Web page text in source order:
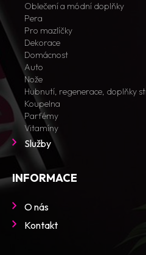
Oblečení a módní doplňky
Pera
Pro mazlíčky
Dekorace
Domácnost
Auto
Nože
Hubnutí, regenerace, doplňky
Koupelna
Parfémy
Vitamíny
Služby
INFORMACE
O nás
Kontakt